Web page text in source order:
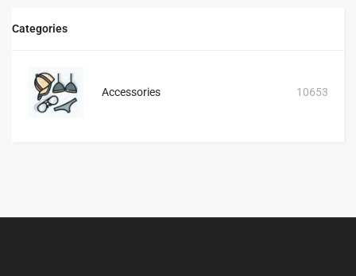
Categories
Accessories 10653